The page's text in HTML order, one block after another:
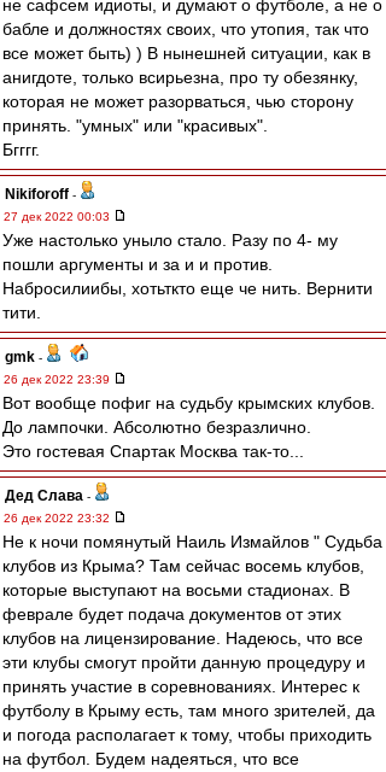
не сафсем идиоты, и думают о футболе, а не о
бабле и должностях своих, что утопия, так что
все может быть) ) В нынешней ситуации, как в
анигдоте, только всирьезна, про ту обезянку,
которая не может разорваться, чью сторону
принять. "умных" или "красивых".
Бгггг.
Nikiforoff -
27 дек 2022 00:03
Уже настолько уныло стало. Разу по 4- му
пошли аргументы и за и и против.
Набросилиибы, хотьткто еще че нить. Вернити
тити.
gmk -
26 дек 2022 23:39
Вот вообще пофиг на судьбу крымских клубов.
До лампочки. Абсолютно безразлично.
Это гостевая Спартак Москва так-то...
Дед Слава -
26 дек 2022 23:32
Не к ночи помянутый Наиль Измайлов " Судьба
клубов из Крыма? Там сейчас восемь клубов,
которые выступают на восьми стадионах. В
феврале будет подача документов от этих
клубов на лицензирование. Надеюсь, что все
эти клубы смогут пройти данную процедуру и
принять участие в соревнованиях. Интерес к
футболу в Крыму есть, там много зрителей, да
и погода располагает к тому, чтобы приходить
на футбол. Будем надеяться, что все